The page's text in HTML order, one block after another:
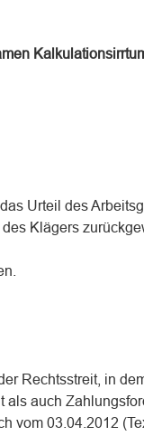
Urteil des
Klägers
Rechtsstreit, in
auch
vom 03.04.2012